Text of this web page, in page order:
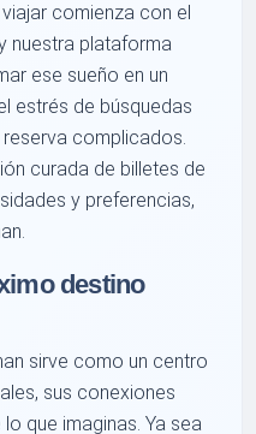
comienza con el
nuestra plataforma
ese sueño en un
estrés de búsquedas
complicados.
curada de billetes de
y preferencias,
destino
sirve como un centro
sus conexiones
que imaginas. Ya sea